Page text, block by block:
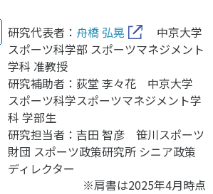
研究代表者： 舟橋 弘晃
中京大学
スポーツ科学部 スポーツマネジメント
学科 准教授
研究補助者：荻堂 李々花 中京大学
スポーツ科学スポーツマネジメント学
科 学部生
研究担当者：吉田 智彦 笹川スポーツ
財団 スポーツ政策研究所 シニア政策
ディレクター
※肩書は2025年4月時点